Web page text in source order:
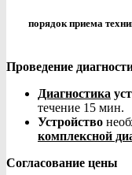
порядок приема
Проведение
Диагностика
течение 15 мин.
Устройство
комплексной
Согласование цены